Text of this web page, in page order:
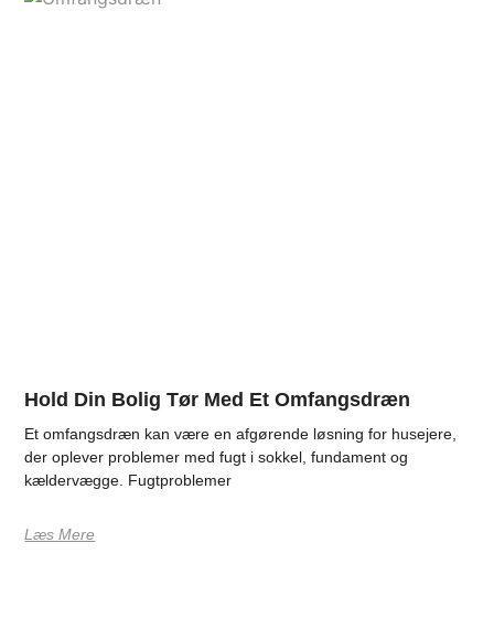
Hold Din Bolig Tør Med Et Omfangsdræn
Et omfangsdræn kan være en afgørende løsning for husejere,
der oplever problemer med fugt i sokkel, fundament og
kældervægge. Fugtproblemer
Læs Mere